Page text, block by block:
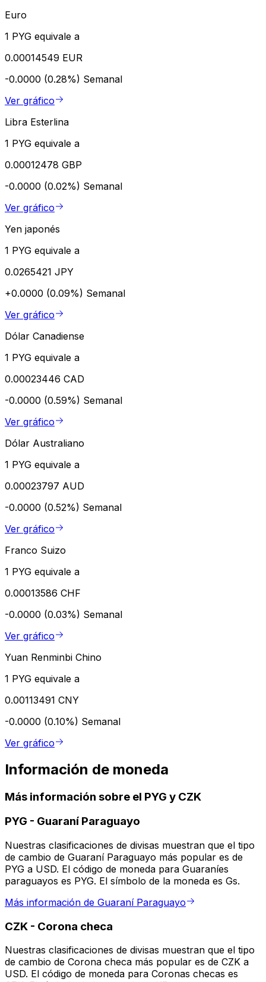
Euro
1 PYG equivale a
0.00014549 EUR
-0.0000 (0.28%) Semanal
Ver gráfico
Libra Esterlina
1 PYG equivale a
0.00012478 GBP
-0.0000 (0.02%) Semanal
Ver gráfico
Yen japonés
1 PYG equivale a
0.0265421 JPY
+0.0000 (0.09%) Semanal
Ver gráfico
Dólar Canadiense
1 PYG equivale a
0.00023446 CAD
-0.0000 (0.59%) Semanal
Ver gráfico
Dólar Australiano
1 PYG equivale a
0.00023797 AUD
-0.0000 (0.52%) Semanal
Ver gráfico
Franco Suizo
1 PYG equivale a
0.00013586 CHF
-0.0000 (0.03%) Semanal
Ver gráfico
Yuan Renminbi Chino
1 PYG equivale a
0.00113491 CNY
-0.0000 (0.10%) Semanal
Ver gráfico
Información de moneda
Más información sobre el PYG y CZK
PYG - Guaraní Paraguayo
Nuestras clasificaciones de divisas muestran que el tipo
de cambio de Guaraní Paraguayo más popular es de
PYG a USD. El código de moneda para Guaraníes
paraguayos es PYG. El símbolo de la moneda es Gs.
Más información de Guaraní Paraguayo
CZK - Corona checa
Nuestras clasificaciones de divisas muestran que el tipo
de cambio de Corona checa más popular es de CZK a
USD. El código de moneda para Coronas checas es